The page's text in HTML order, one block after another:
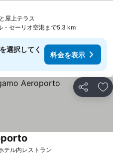
屋上テラス
・セーリオ空港まで5.3 km
選択してく
料金を表示
シェア お
テル内レストラン